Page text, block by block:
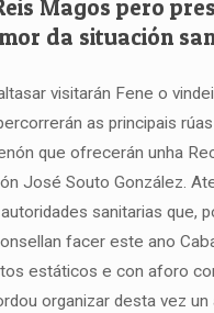
Magos pero
da situación
visitarán Fene o
as principais
que ofrecerán unha
José Souto González.
sanitarias que,
facer este ano
estáticos e con aforo
organizar desta vez